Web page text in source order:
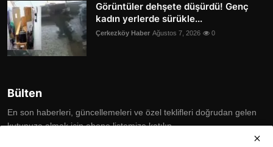
Görüntüler dehşete düşürdü! Genç
kadın yerlerde sürükle...
Çerkezköy Haber Ağustos 7, 2026 0
Bülten
En son haberleri, güncellemeleri ve özel teklifleri doğrudan gelen
kutunuza almak için abone listemize katılın